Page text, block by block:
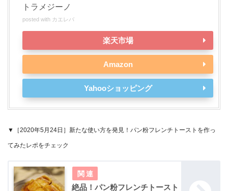
トラメジーノ
posted with カエレバ
楽天市場
Amazon
Yahooショッピング
▼［2020年5月24日］新たな使い方を発見！パン粉フレンチトーストを作っ
てみたレポをチェック
絶品！パン粉フレンチトースト